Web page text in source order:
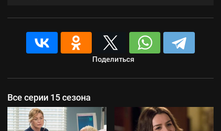
Поделиться
Все серии 15 сезона